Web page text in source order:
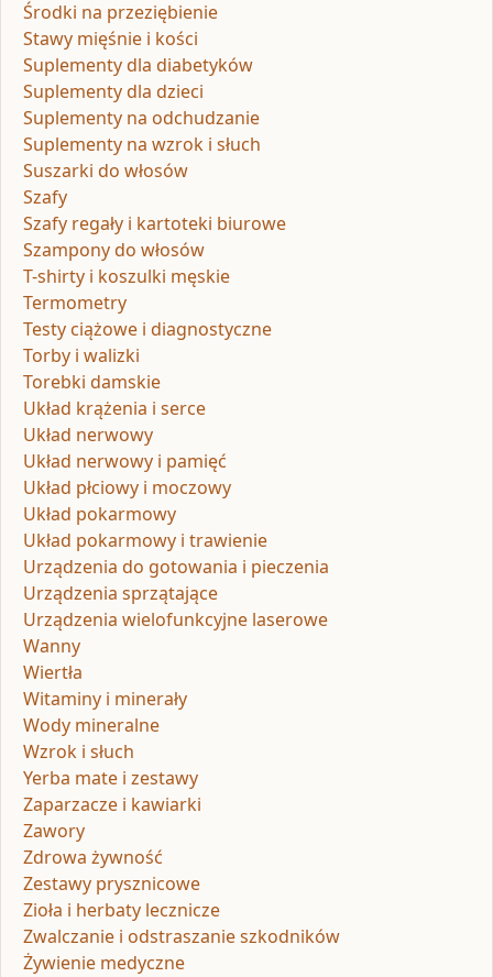
Środki na przeziębienie
Stawy mięśnie i kości
Suplementy dla diabetyków
Suplementy dla dzieci
Suplementy na odchudzanie
Suplementy na wzrok i słuch
Suszarki do włosów
Szafy
Szafy regały i kartoteki biurowe
Szampony do włosów
T-shirty i koszulki męskie
Termometry
Testy ciążowe i diagnostyczne
Torby i walizki
Torebki damskie
Układ krążenia i serce
Układ nerwowy
Układ nerwowy i pamięć
Układ płciowy i moczowy
Układ pokarmowy
Układ pokarmowy i trawienie
Urządzenia do gotowania i pieczenia
Urządzenia sprzątające
Urządzenia wielofunkcyjne laserowe
Wanny
Wiertła
Witaminy i minerały
Wody mineralne
Wzrok i słuch
Yerba mate i zestawy
Zaparzacze i kawiarki
Zawory
Zdrowa żywność
Zestawy prysznicowe
Zioła i herbaty lecznicze
Zwalczanie i odstraszanie szkodników
Żywienie medyczne